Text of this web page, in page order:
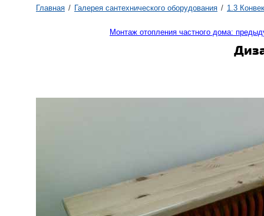
Главная Галерея сантехнического оборудования 1.3
Монтаж отопления частного дома: